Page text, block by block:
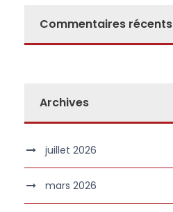
Commentaires récents
Archives
juillet 2026
mars 2026